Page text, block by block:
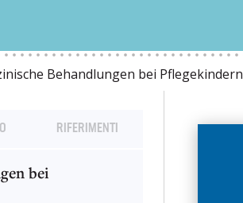
Behandlungen bei Pflegekindern
RIFERIMENTI
bei